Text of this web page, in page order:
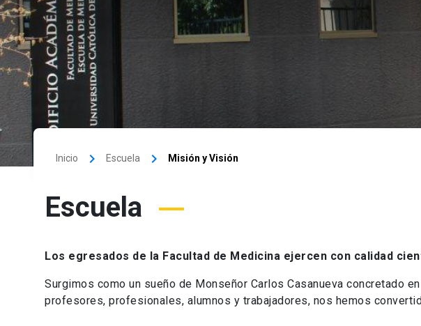
Inicio keyboard_arrow_right Escuela keyboard_arrow_right Misión y Visión
Escuela
Los egresados de la Facultad de Medicina ejercen con calidad
Surgimos como un sueño de Monseñor Carlos Casanueva concretado
profesores, profesionales, alumnos y trabajadores, nos hemos